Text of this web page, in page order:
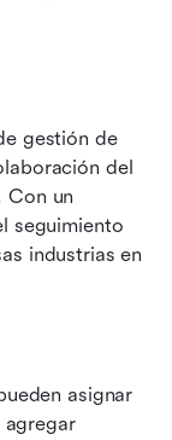
gestión de
del
Con un
seguimiento
industrias en
asignar
agregar